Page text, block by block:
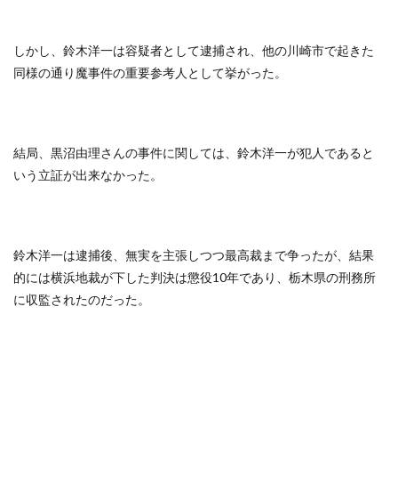
しかし、鈴木洋一は容疑者として逮捕され、他の川崎市で起きた
同様の通り魔事件の重要参考人として挙がった。
結局、黒沼由理さんの事件に関しては、鈴木洋一が犯人であると
いう立証が出来なかった。
鈴木洋一は逮捕後、無実を主張しつつ最高裁まで争ったが、結果
的には横浜地裁が下した判決は懲役10年であり、栃木県の刑務所
に収監されたのだった。